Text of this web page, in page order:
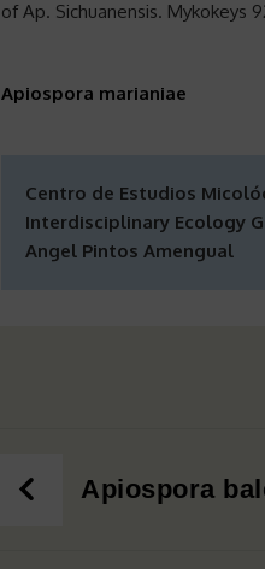
of Ap. Sichuanensis. Mykokeys
Apiospora marianiae
Centro de Estudios
Interdisciplinary Ecology
Angel Pintos Amengual
Apiospora